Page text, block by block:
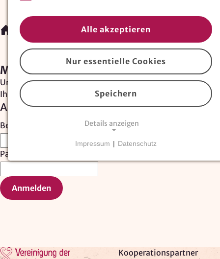
Mitglieder
Mitgliederbereich
Um fortzufahren, melden Sie sich bitte mit den
Ihnen bekannten Zugangsdaten an.
Anmelden
Benutzername:
Passwort:
Zur Startseite
Kooperationspartner
Alle akzeptieren
Nur essentielle Cookies
Speichern
Details anzeigen
Website erforderlich und können nicht deaktiviert
werden. Hierzu zählen technisch notwendige
TYPO3-Cookies, sowie Funktionen zur
Anbieter:
Impressum | Datenschutz